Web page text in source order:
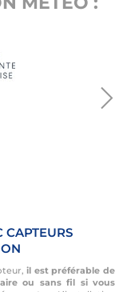
CAPTEURS
il est préférable de
ou sans fil si vous